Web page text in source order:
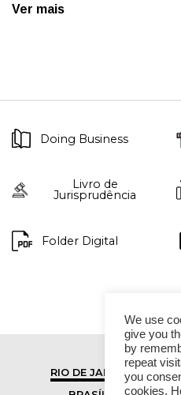
Ver mais
Doing Business
Livro de
Jurisprudência
Folder Digital
RIO DE JANEIRO
We use
give you
by
repeat
you
cookies.